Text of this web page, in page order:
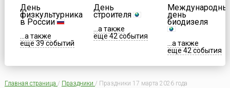
День
физкультурника
в России
...а также
еще 39 событий
День
строителя
...а также
еще 42 события
день
биодизеля
...а также
еще 42 события
Главная страница / Праздники / Праздники 17 марта 2026 года